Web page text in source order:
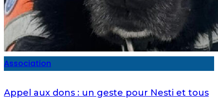
Association
Appel aux dons : un geste pour Nesti et tous